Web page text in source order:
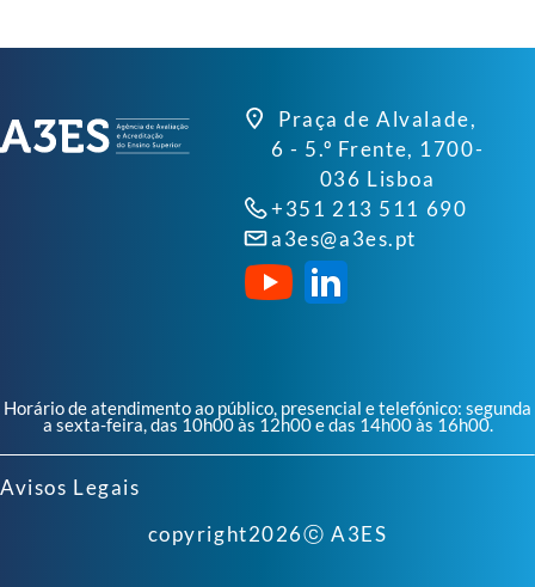
Praça de Alvalade,
6 - 5.º Frente, 1700-
036 Lisboa
+351 213 511 690
a3es@a3es.pt
Horário de atendimento ao público, presencial e telefónico: segunda
a sexta-feira, das 10h00 às 12h00 e das 14h00 às 16h00.
Avisos Legais
copyright2026ⓒ A3ES